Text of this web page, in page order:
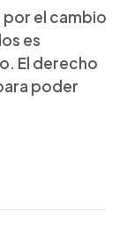
por el cambio
es
El derecho
poder